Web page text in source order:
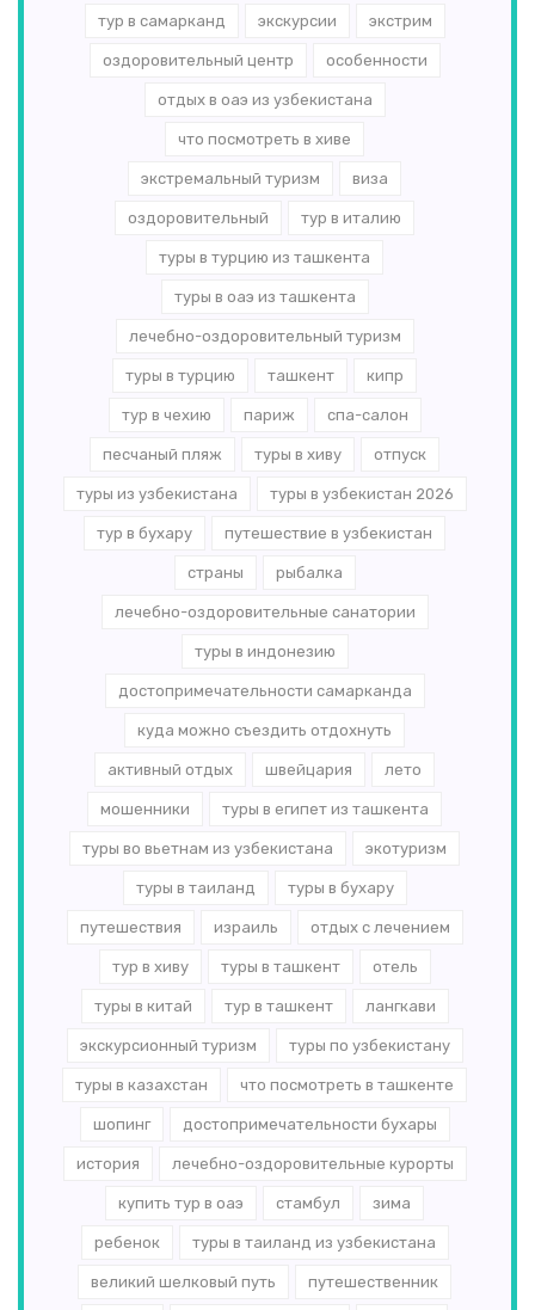
тур в самарканд экскурсии экстрим
оздоровительный центр особенности
отдых в оаэ из узбекистана
что посмотреть в хиве
экстремальный туризм виза
оздоровительный тур в италию
туры в турцию из ташкента
туры в оаэ из ташкента
лечебно-оздоровительный туризм
туры в турцию ташкент кипр
тур в чехию париж спа-салон
песчаный пляж туры в хиву отпуск
туры из узбекистана туры в узбекистан 2026
тур в бухару путешествие в узбекистан
страны рыбалка
лечебно-оздоровительные санатории
туры в индонезию
достопримечательности самарканда
куда можно съездить отдохнуть
активный отдых швейцария лето
мошенники туры в египет из ташкента
туры во вьетнам из узбекистана экотуризм
туры в таиланд туры в бухару
путешествия израиль отдых с лечением
тур в хиву туры в ташкент отель
туры в китай тур в ташкент лангкави
экскурсионный туризм туры по узбекистану
туры в казахстан что посмотреть в ташкенте
шопинг достопримечательности бухары
история лечебно-оздоровительные курорты
купить тур в оаэ стамбул зима
ребенок туры в таиланд из узбекистана
великий шелковый путь путешественник